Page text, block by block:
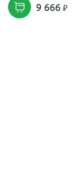
9 666